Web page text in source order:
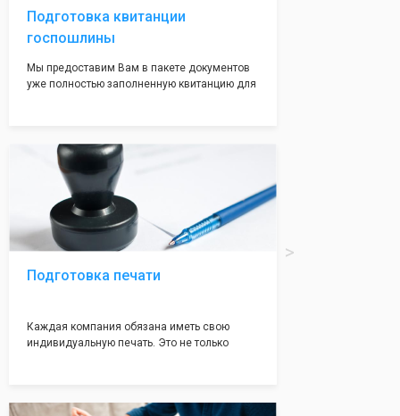
Подготовка квитанции
госпошлины
Мы предоставим Вам в пакете документов
уже полностью заполненную квитанцию для
посредственно в налоговой инспекции при
подаче документов на регистрацию.
Подготовка печати
Каждая компания обязана иметь свою
индивидуальную печать. Это не только
вам поможем с помощью изготовления